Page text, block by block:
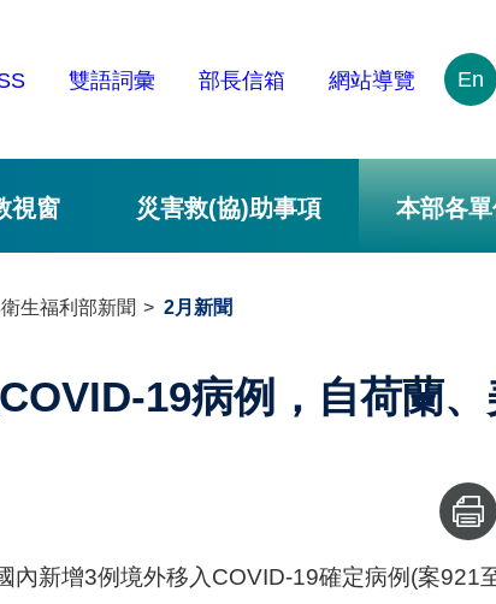
雙語詞彙 部長信箱 網站導覽 En
視窗 災害救(協)助事項 本部各
生福利部新聞 2月新聞
19病例，自荷蘭、
內新增3例境外移入COVID-19確定病例(案921